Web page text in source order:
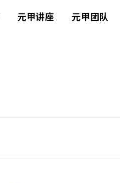
元甲讲座 元甲团队